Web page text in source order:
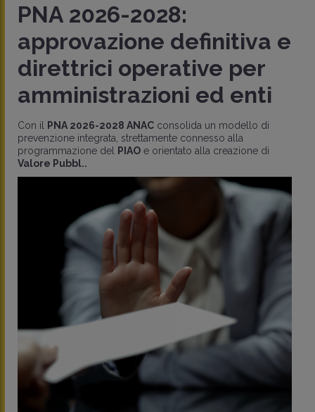
PNA 2026-2028:
approvazione definitiva e
direttrici operative per
amministrazioni ed enti
Con il PNA 2026-2028 ANAC consolida un modello di
prevenzione integrata, strettamente connesso alla
programmazione del
PIAO e orientato alla creazione di
Valore Pubbl..